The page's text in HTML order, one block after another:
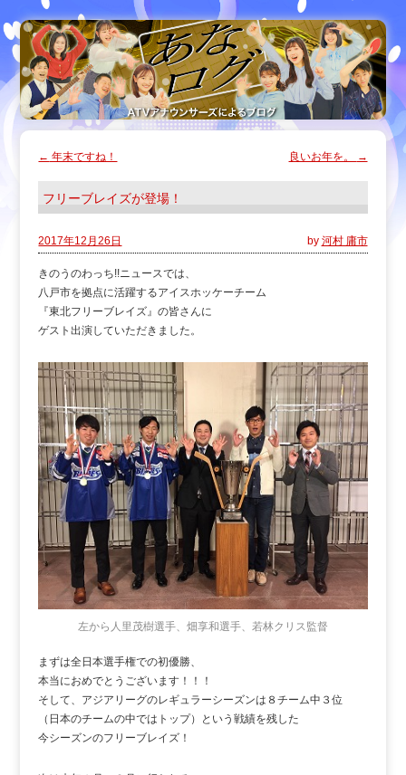
← 年末ですね！ 良いお年を。 →
フリーブレイズが登場！
2017年12月26日 by 河村 庸市
きのうのわっち!!ニュースでは、
八戸市を拠点に活躍するアイスホッケーチーム
『東北フリーブレイズ』の皆さんに
ゲスト出演していただきました。
左から人里茂樹選手、畑享和選手、若林クリス監督
まずは全日本選手権での初優勝、
本当におめでとうございます！！！
そして、アジアリーグのレギュラーシーズンは８チーム中３位
（日本のチームの中ではトップ）という戦績を残した
今シーズンのフリーブレイズ！